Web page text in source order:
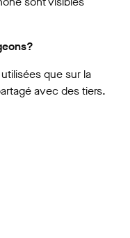
que sur la
avec des tiers.